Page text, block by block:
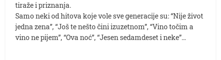
tiraže i priznanja.
Samo neki od hitova koje vole sve generacije su: “Nije život
jedna zena”, “Još te nešto čini izuzetnom”, “Vino točim a
vino ne pijem”, “Ova noć”, “Jesen sedamdeset i neke”…